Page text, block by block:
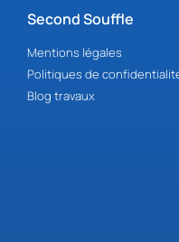
Second Souffle
Mentions légales
Politiques de
Blog travaux